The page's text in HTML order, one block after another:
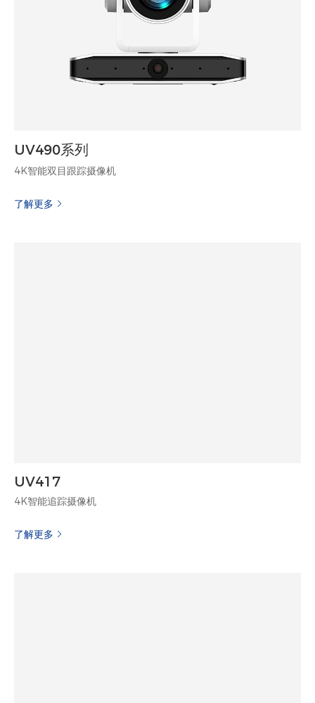
UV490系列
4K智能双目跟踪摄像机
了解更多
UV417
4K智能追踪摄像机
了解更多